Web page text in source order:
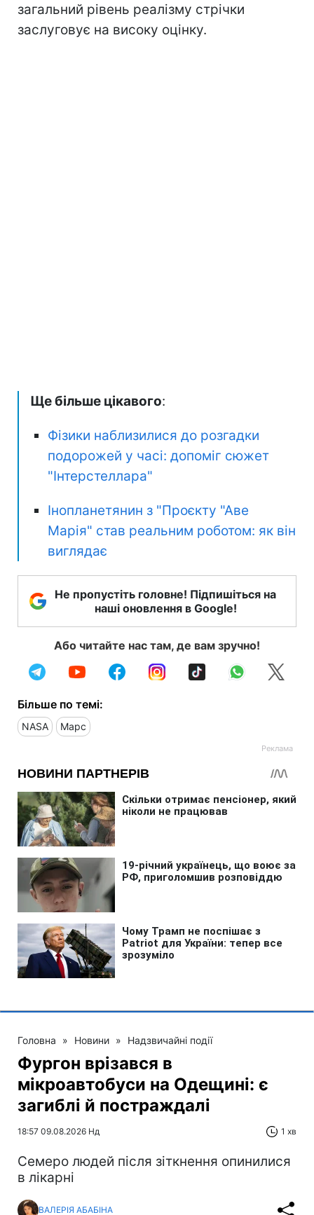
загальний рівень реалізму стрічки
заслуговує на високу оцінку.
Ще більше цікавого:
Фізики наблизилися до розгадки
подорожей у часі: допоміг сюжет
"Інтерстеллара"
Інопланетянин з "Проєкту "Аве
Марія" став реальним роботом: як він
виглядає
Не пропустіть головне! Підпишіться на
наші оновлення в Google!
Або читайте нас там, де вам зручно!
Більше по темі:
NASA Марс
Головна » Новини » Надзвичайні події
Фургон врізався в
мікроавтобуси на Одещині: є
загиблі й постраждалі
18:57 09.08.2026 Нд 1 хв
Cемеро людей після зіткнення опинилися
в лікарні
ВАЛЕРІЯ АБАБІНА